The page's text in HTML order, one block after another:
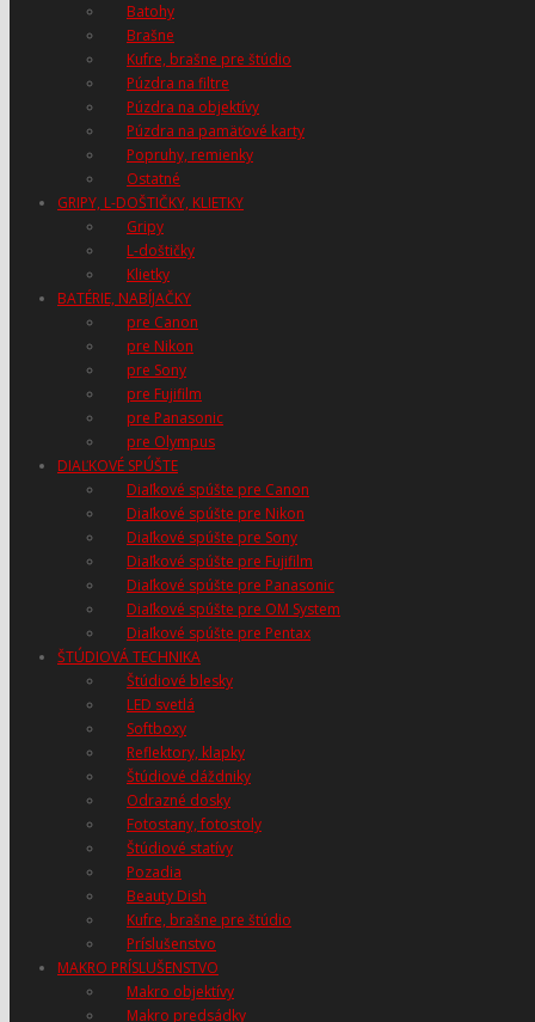
Batohy
Brašne
Kufre, brašne pre štúdio
Púzdra na filtre
Púzdra na objektívy
Púzdra na pamäťové karty
Popruhy, remienky
Ostatné
GRIPY, L-DOŠTIČKY, KLIETKY
Gripy
L-doštičky
Klietky
BATÉRIE, NABÍJAČKY
pre Canon
pre Nikon
pre Sony
pre Fujifilm
pre Panasonic
pre Olympus
DIAĽKOVÉ SPÚŠTE
Diaľkové spúšte pre Canon
Diaľkové spúšte pre Nikon
Diaľkové spúšte pre Sony
Diaľkové spúšte pre Fujifilm
Diaľkové spúšte pre Panasonic
Diaľkové spúšte pre OM System
Diaľkové spúšte pre Pentax
ŠTÚDIOVÁ TECHNIKA
Štúdiové blesky
LED svetlá
Softboxy
Reflektory, klapky
Štúdiové dáždniky
Odrazné dosky
Fotostany, fotostoly
Štúdiové statívy
Pozadia
Beauty Dish
Kufre, brašne pre štúdio
Príslušenstvo
MAKRO PRÍSLUŠENSTVO
Makro objektívy
Makro predsádky